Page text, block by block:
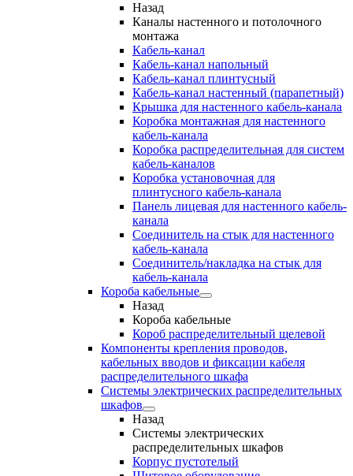
Назад
Каналы настенного и потолочного
монтажа
Кабель-канал
Кабель-канал напольный
Кабель-канал плинтусный
Кабель-канал настенный (парапетный)
Крышка для настенного кабель-канала
Коробка монтажная для настенного
кабель-канала
Коробка распределительная для систем
кабель-каналов
Коробка установочная для
плинтусного кабель-канала
Панель лицевая для настенного кабель-
канала
Соединитель на стык для настенного
кабель-канала
Соединитель/накладка на стык для
кабель-канала
Короба кабельные
Назад
Короба кабельные
Короб распределительный щелевой
Компоненты крепления проводов,
кабельных вводов и фиксации кабеля
распределительного шкафа
Системы электрических распределительных
шкафов
Назад
Системы электрических
распределительных шкафов
Корпус пустотелый